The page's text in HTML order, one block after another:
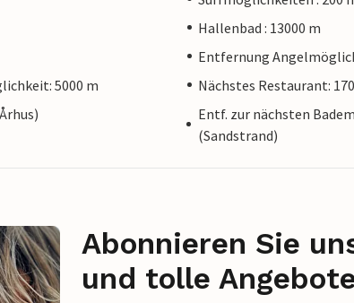
Hallenbad : 13000 m
Entfernung
5000 m
Nächstes Restaurant:
Entf. zur nächsten
(Sandstrand)
Abonnieren Sie
und tolle